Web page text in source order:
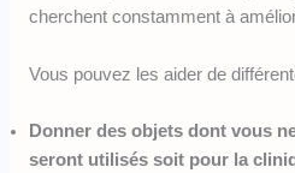
cherchent constamment à
Vous pouvez les aider de
Donner des objets dont vous
seront utilisés soit pour la